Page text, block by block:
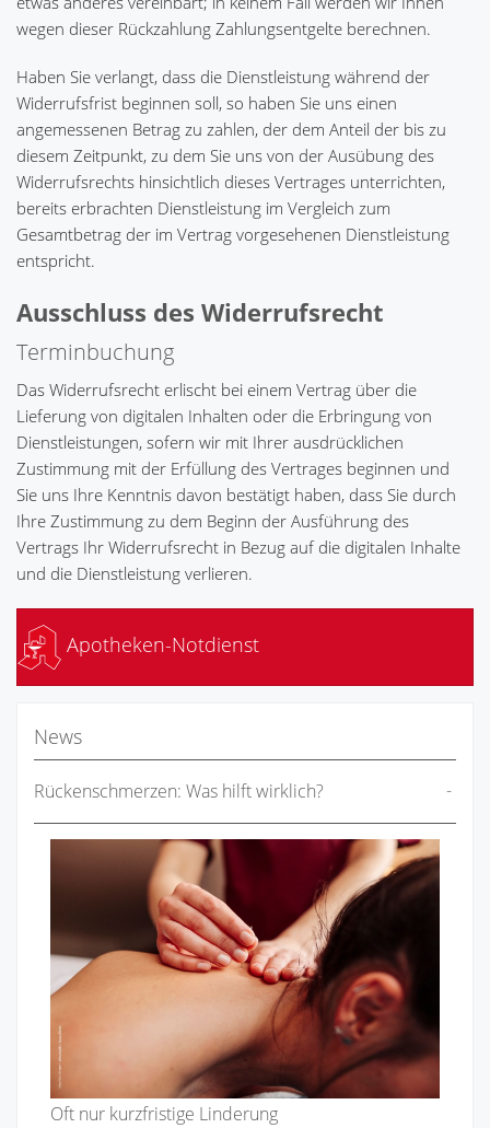
wegen dieser Rückzahlung Zahlungsentgelte berechnen.
Haben Sie verlangt, dass die Dienstleistung während der
Widerrufsfrist beginnen soll, so haben Sie uns einen
angemessenen Betrag zu zahlen, der dem Anteil der bis zu
diesem Zeitpunkt, zu dem Sie uns von der Ausübung des
Widerrufsrechts hinsichtlich dieses Vertrages unterrichten,
bereits erbrachten Dienstleistung im Vergleich zum
Gesamtbetrag der im Vertrag vorgesehenen Dienstleistung
entspricht.
Ausschluss des Widerrufsrecht
Terminbuchung
Das Widerrufsrecht erlischt bei einem Vertrag über die
Lieferung von digitalen Inhalten oder die Erbringung von
Dienstleistungen, sofern wir mit Ihrer ausdrücklichen
Zustimmung mit der Erfüllung des Vertrages beginnen und
Sie uns Ihre Kenntnis davon bestätigt haben, dass Sie durch
Ihre Zustimmung zu dem Beginn der Ausführung des
Vertrags Ihr Widerrufsrecht in Bezug auf die digitalen Inhalte
und die Dienstleistung verlieren.
Apotheken-Notdienst
News
Rückenschmerzen: Was hilft wirklich?
Oft nur kurzfristige Linderung